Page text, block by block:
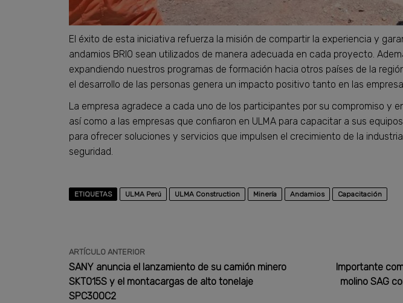
El éxito de esta iniciativa refuerza la misión de compartir la experiencia y
andamios BRIO sean utilizados de manera adecuada en cada proyecto.
expandiendo nuestros programas de formación hacia otros países de la
el desarrollo de las personas genera un impacto positivo tanto en las
La empresa agradece a cada uno de los participantes por su compromiso y
así como a las empresas que confiaron en ULMA para capacitar a sus
para ofrecer soluciones y servicios que impulsen el crecimiento de la
seguridad.
ETIQUETAS ULMA Perú ULMA Construction Minería Andamios Capacitación
ARTÍCULO ANTERIOR
SANY anuncia el lanzamiento de su camión minero
SKT015S y el montacargas de alto tonelaje
SPC300C2
Importante
molino SAG